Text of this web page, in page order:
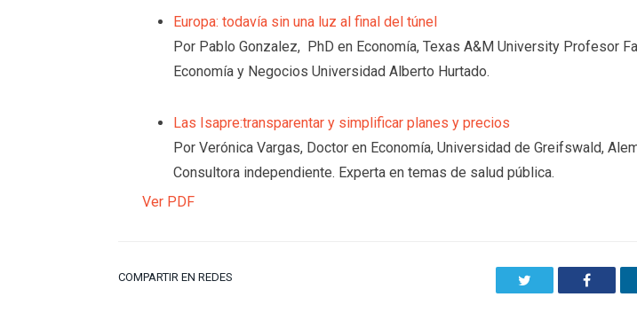
Europa: todavía sin una luz al final del túnel
Por Pablo Gonzalez, PhD en Economía, Texas A&M University Profesor
Economía y Negocios Universidad Alberto Hurtado.
Las Isapre:transparentar y simplificar planes y precios
Por Verónica Vargas, Doctor en Economía, Universidad de Greifswald,
Consultora independiente. Experta en temas de salud pública.
Ver PDF
COMPARTIR EN REDES